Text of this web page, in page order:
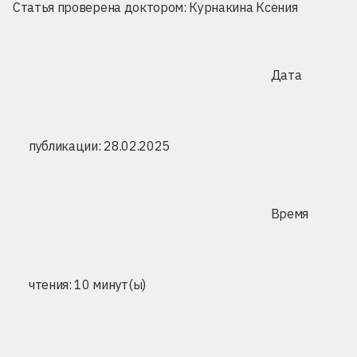
Статья проверена доктором: Курнакина Ксения
Дата
публикации: 28.02.2025
Время
чтения: 10 минут(ы)